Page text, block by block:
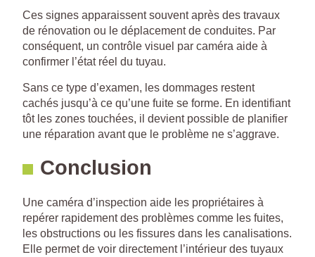
Ces signes apparaissent souvent après des travaux
de rénovation ou le déplacement de conduites. Par
conséquent, un contrôle visuel par caméra aide à
confirmer l’état réel du tuyau.
Sans ce type d’examen, les dommages restent
cachés jusqu’à ce qu’une fuite se forme. En identifiant
tôt les zones touchées, il devient possible de planifier
une réparation avant que le problème ne s’aggrave.
Conclusion
Une caméra d’inspection aide les propriétaires à
repérer rapidement des problèmes comme les fuites,
les obstructions ou les fissures dans les canalisations.
Elle permet de voir directement l’intérieur des tuyaux